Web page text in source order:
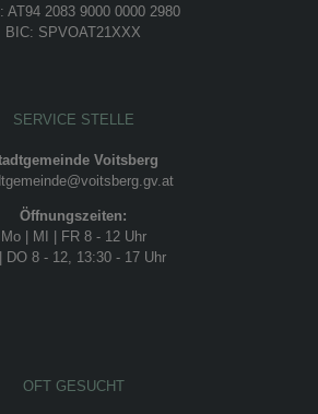
AT94 2083 9000 0000 2980
BIC: SPVOAT21XXX
SERVICE STELLE
Voitsberg
Öffnungszeiten:
Mo | MI | FR 8 - 12 Uhr
DO 8 - 12, 13:30 - 17 Uhr
OFT GESUCHT